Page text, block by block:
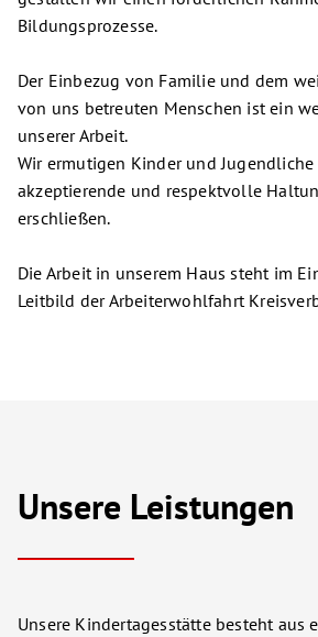
Bildungsprozesse.
Der Einbezug von Familie und dem
von uns betreuten Menschen ist ein
unserer Arbeit.
Wir ermutigen Kinder und
akzeptierende und respektvolle
erschließen.
Die Arbeit in unserem Haus steht im
Leitbild der Arbeiterwohlfahrt
Unsere Leistungen
Unsere Kindertagesstätte besteht aus